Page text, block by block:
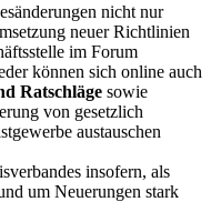
nicht nur
neuer Richtlinien
im Forum
können sich online auch
Ratschläge sowie
von gesetzlich
austauschen
insofern, als
um Neuerungen stark